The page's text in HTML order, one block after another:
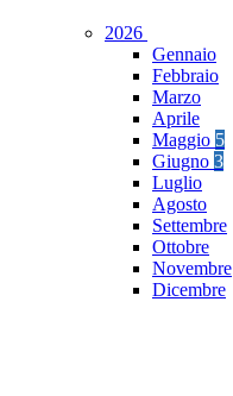
2026
Gennaio
Febbraio
Marzo
Aprile
Maggio 5
Giugno 3
Luglio
Agosto
Settembre
Ottobre
Novembre
Dicembre